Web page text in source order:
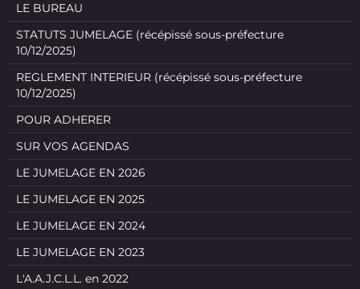
LE BUREAU
STATUTS JUMELAGE (récépissé sous-préfecture
10/12/2025)
REGLEMENT INTERIEUR (récépissé sous-préfecture
10/12/2025)
POUR ADHERER
SUR VOS AGENDAS
LE JUMELAGE EN 2026
LE JUMELAGE EN 2025
LE JUMELAGE EN 2024
LE JUMELAGE EN 2023
L'A.A.J.C.L.L. en 2022